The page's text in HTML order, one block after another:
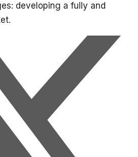
developing a fully and